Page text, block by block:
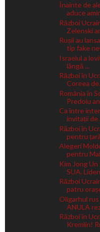
Înainte de
aduce
Război
Zelenski
Rușii au
tip fake
Israelul a
lângă ...
Război în
Coreea
România în
Predoiu
Ca între
invitații de
Război în
pentru
Alegeri
pentru
Kim Jong
SUA.
Război
patru
Oligarhul rus
ANULA
Război în
Kremlin!